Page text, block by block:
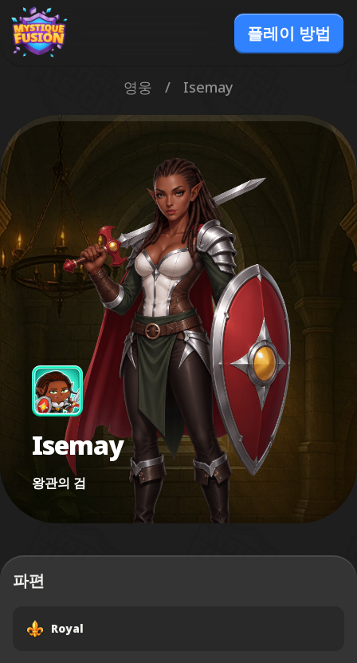
플레이 방법
영웅 / Isemay
Isemay
왕관의 검
파편
Royal